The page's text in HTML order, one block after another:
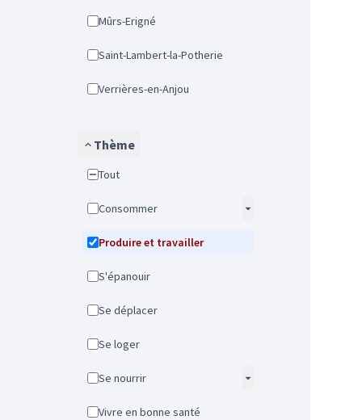
Mûrs-Erigné
Saint-Lambert-la-Potherie
Verrières-en-Anjou
Thème
Tout
Consommer
Produire et travailler
S'épanouir
Se déplacer
Se loger
Se nourrir
Vivre en bonne santé